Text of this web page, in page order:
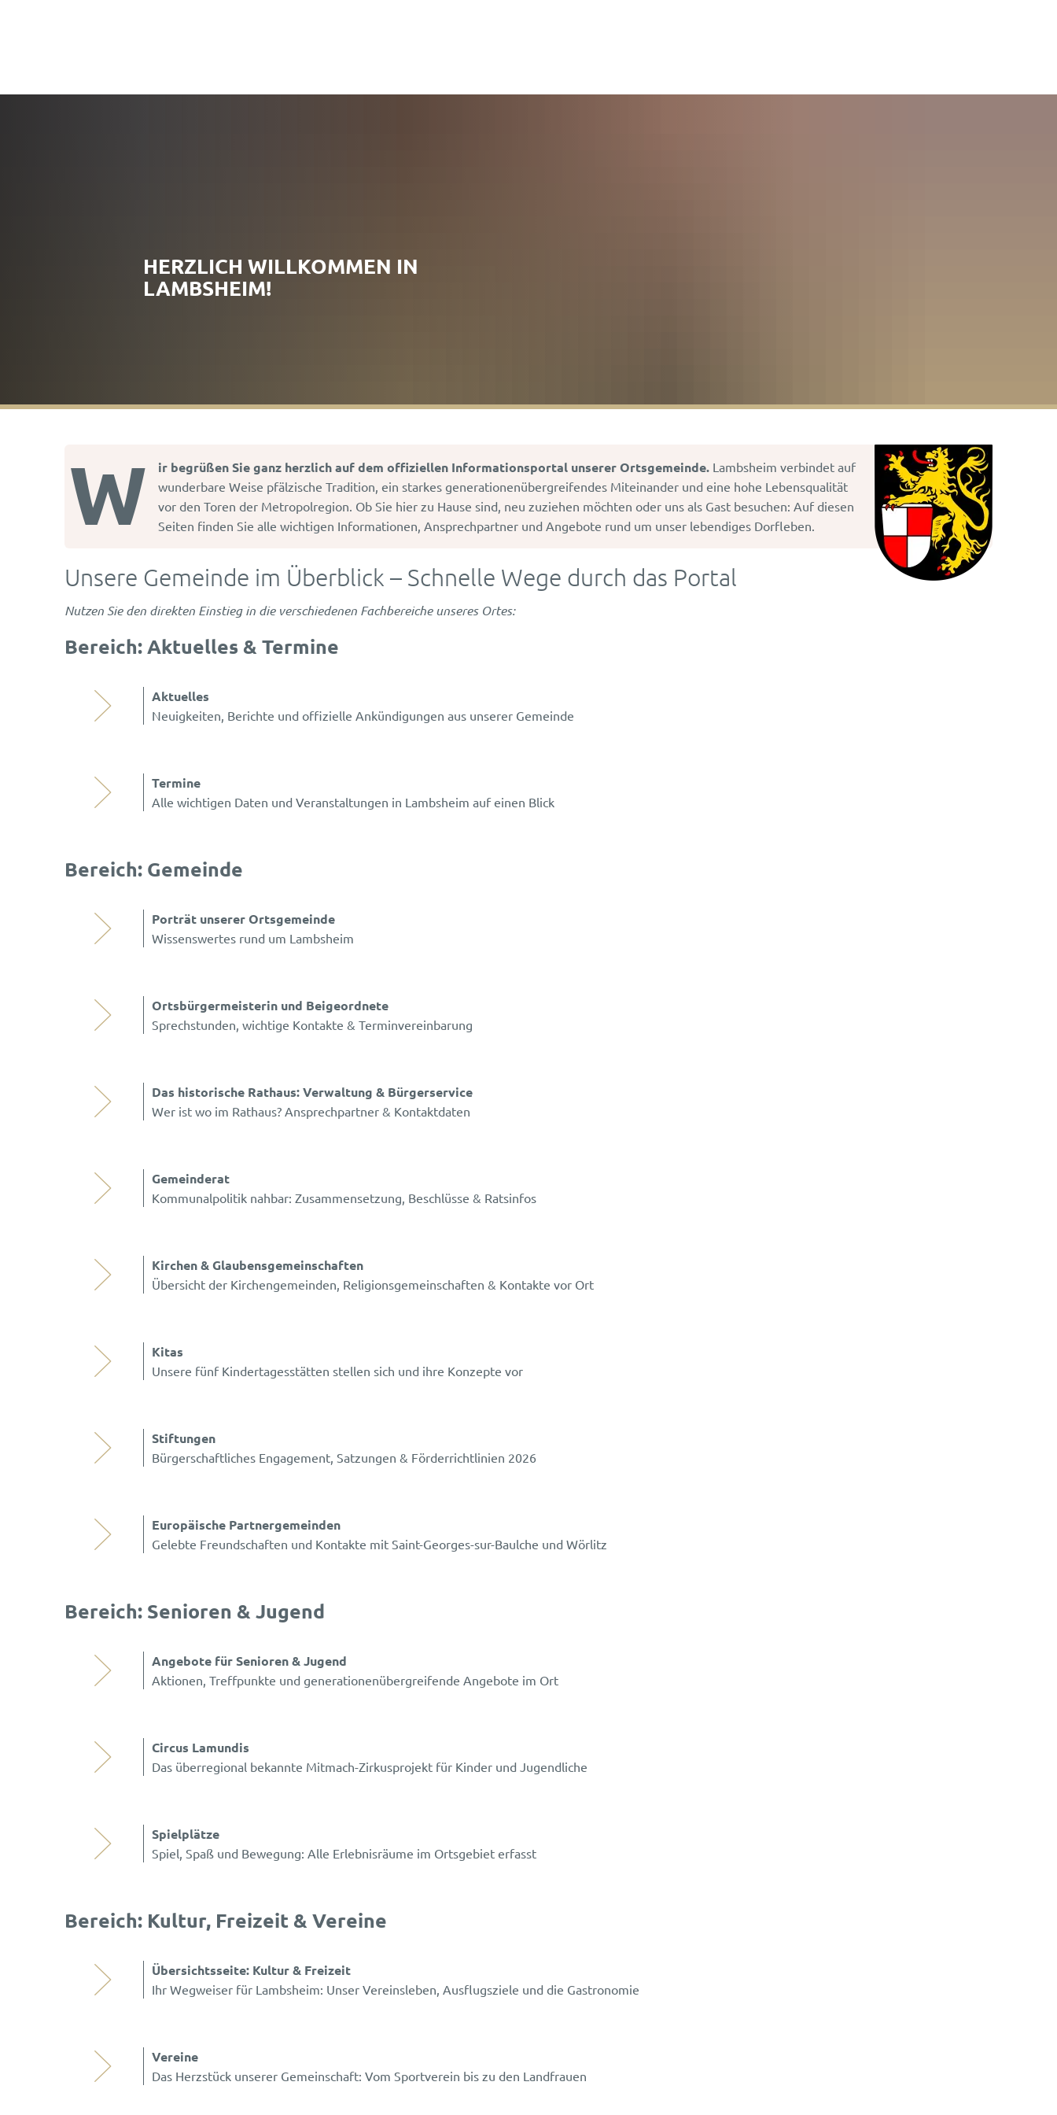
HERZLICH WILLKOMMEN IN
LAMBSHEIM!
Herzlich
willkommen
Lambsheim
Ortsgemeinde
Lambsheim
W ir begrüßen Sie ganz herzlich auf dem offiziellen Informationsportal unserer Ortsgemeinde. Lambsheim verbindet auf
wunderbare Weise pfälzische Tradition, ein starkes generationenübergreifendes Miteinander und eine hohe Lebensqualität
vor den Toren der Metropolregion. Ob Sie hier zu Hause sind, neu zuziehen möchten oder uns als Gast besuchen: Auf diesen
Seiten finden Sie alle wichtigen Informationen, Ansprechpartner und Angebote rund um unser lebendiges Dorfleben.
Unsere Gemeinde im Überblick – Schnelle Wege durch das Portal
Nutzen Sie den direkten Einstieg in die verschiedenen Fachbereiche unseres Ortes:
Bereich: Aktuelles & Termine
Aktuelles
Neuigkeiten, Berichte und offizielle Ankündigungen aus unserer Gemeinde
Termine
Alle wichtigen Daten und Veranstaltungen in Lambsheim auf einen Blick
Bereich: Gemeinde
Porträt unserer Ortsgemeinde
Wissenswertes rund um Lambsheim
Ortsbürgermeisterin und Beigeordnete
Sprechstunden, wichtige Kontakte & Terminvereinbarung
Das historische Rathaus: Verwaltung & Bürgerservice
Wer ist wo im Rathaus? Ansprechpartner & Kontaktdaten
Gemeinderat
Kommunalpolitik nahbar: Zusammensetzung, Beschlüsse & Ratsinfos
Kirchen & Glaubensgemeinschaften
Übersicht der Kirchengemeinden, Religionsgemeinschaften & Kontakte vor Ort
Kitas
Unsere fünf Kindertagesstätten stellen sich und ihre Konzepte vor
Stiftungen
Bürgerschaftliches Engagement, Satzungen & Förderrichtlinien 2026
Europäische Partnergemeinden
Gelebte Freundschaften und Kontakte mit Saint-Georges-sur-Baulche und Wörlitz
Bereich: Senioren & Jugend
Angebote für Senioren & Jugend
Aktionen, Treffpunkte und generationenübergreifende Angebote im Ort
Circus Lamundis
Das überregional bekannte Mitmach-Zirkusprojekt für Kinder und Jugendliche
Spielplätze
Spiel, Spaß und Bewegung: Alle Erlebnisräume im Ortsgebiet erfasst
Bereich: Kultur, Freizeit & Vereine
Übersichtsseite: Kultur & Freizeit
Ihr Wegweiser für Lambsheim: Unser Vereinsleben, Ausflugsziele und die Gastronomie
Vereine
Das Herzstück unserer Gemeinschaft: Vom Sportverein bis zu den Landfrauen